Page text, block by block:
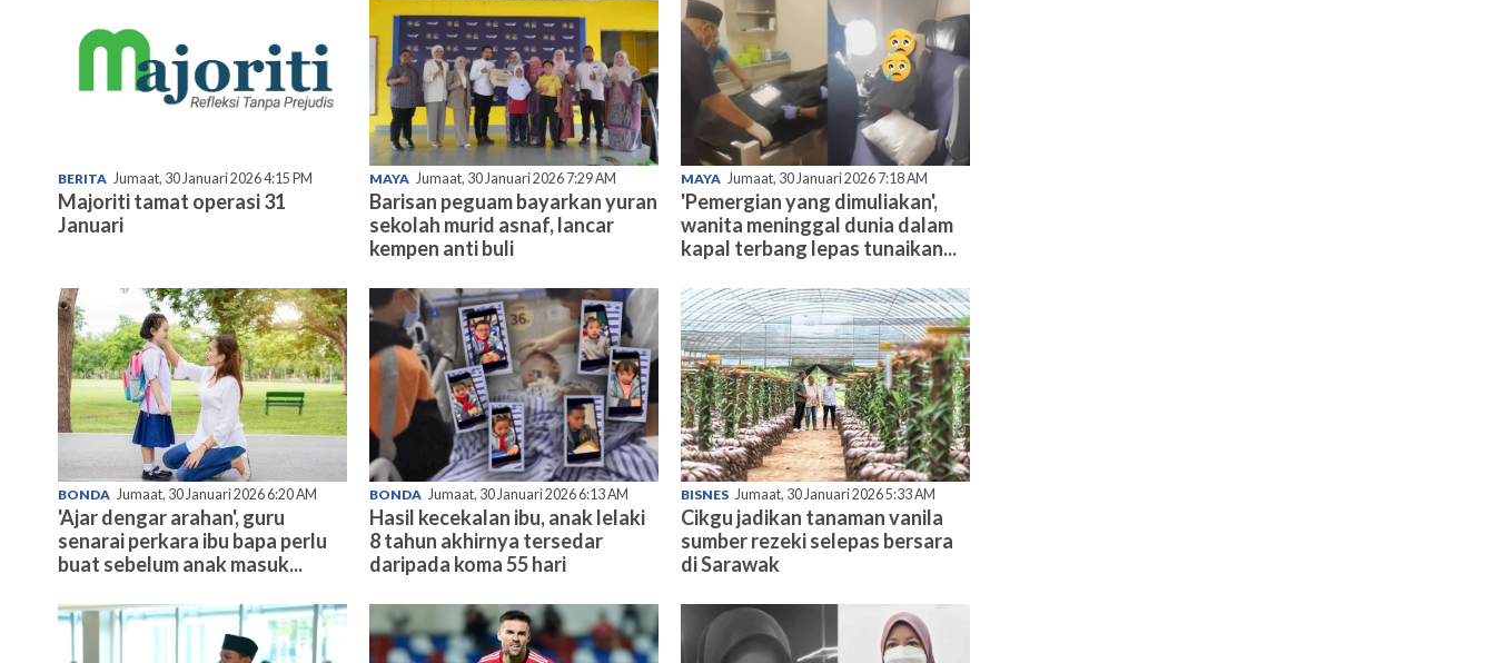
BERITA Jumaat, 30 Januari 2026 4:15 PM
Majoriti tamat operasi 31
Januari
MAYA Jumaat, 30 Januari 2026 7:29 AM
Barisan peguam bayarkan yuran
sekolah murid asnaf, lancar
kempen anti buli
MAYA Jumaat, 30 Januari 2026 7:18 AM
'Pemergian yang dimuliakan',
wanita meninggal dunia dalam
kapal terbang lepas tunaikan...
BONDA Jumaat, 30 Januari 2026 6:20 AM
'Ajar dengar arahan', guru
senarai perkara ibu bapa perlu
buat sebelum anak masuk...
BONDA Jumaat, 30 Januari 2026 6:13 AM
Hasil kecekalan ibu, anak lelaki
8 tahun akhirnya tersedar
daripada koma 55 hari
BISNES Jumaat, 30 Januari 2026 5:33 AM
Cikgu jadikan tanaman vanila
sumber rezeki selepas bersara
di Sarawak